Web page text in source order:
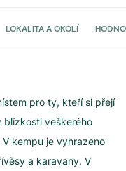
LOKALITA A OKOLÍ
pro ty, kteří si přejí
blízkosti veškerého
kempu je vyhrazeno
a karavany. V